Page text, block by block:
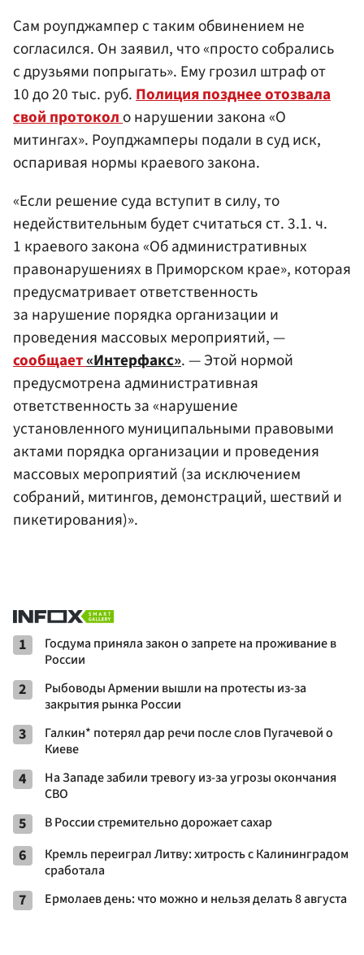
Сам роупджампер с таким обвинением не
согласился. Он заявил, что «просто собрались
с друзьями попрыгать». Ему грозил штраф от
10 до 20 тыс. руб. Полиция позднее отозвала
свой протокол о нарушении закона «О
митингах». Роупджамперы подали в суд иск,
оспаривая нормы краевого закона.
«Если решение суда вступит в силу, то
недействительным будет считаться ст. 3.1. ч.
1 краевого закона «Об административных
правонарушениях в Приморском крае», которая
предусматривает ответственность
за нарушение порядка организации и
проведения массовых мероприятий, —
сообщает«Интерфакс». — Этой нормой
предусмотрена административная
ответственность за «нарушение
установленного муниципальными правовыми
актами порядка организации и проведения
массовых мероприятий (за исключением
собраний, митингов, демонстраций, шествий и
пикетирования)».
1
Госдума приняла закон о запрете на проживание в
России
2
Рыбоводы Армении вышли на протесты из-за
закрытия рынка России
3
Галкин* потерял дар речи после слов Пугачевой о
Киеве
4
На Западе забили тревогу из-за угрозы окончания
СВО
5 В России стремительно дорожает сахар
6
Кремль переиграл Литву: хитрость с Калининградом
сработала
7 Ермолаев день: что можно и нельзя делать 8 августа